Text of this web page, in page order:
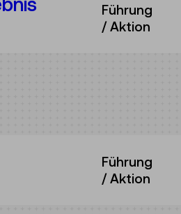
Führung
/ Aktion
Führung
/ Aktion